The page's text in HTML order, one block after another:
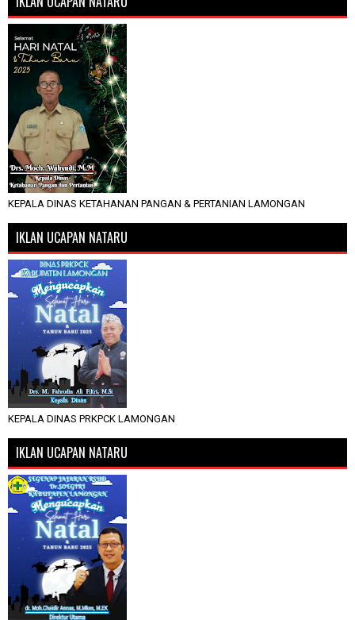
KEPALA DINAS KETAHANAN PANGAN & PERTANIAN LAMONGAN
IKLAN UCAPAN NATARU
KEPALA DINAS PRKPCK LAMONGAN
IKLAN UCAPAN NATARU